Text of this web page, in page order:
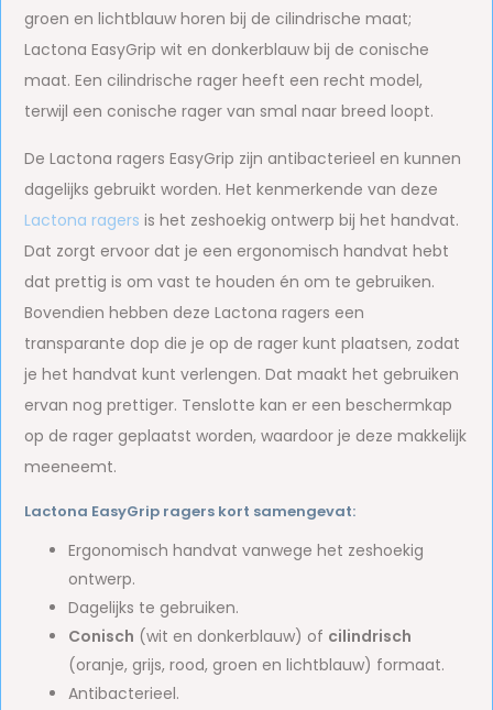
groen en lichtblauw horen bij de cilindrische maat;
Lactona EasyGrip wit en donkerblauw bij de conische
maat. Een cilindrische rager heeft een recht model,
terwijl een conische rager van smal naar breed loopt.
De Lactona ragers EasyGrip zijn antibacterieel en kunnen
dagelijks gebruikt worden. Het kenmerkende van deze
Lactona ragers is het zeshoekig ontwerp bij het handvat.
Dat zorgt ervoor dat je een ergonomisch handvat hebt
dat prettig is om vast te houden én om te gebruiken.
Bovendien hebben deze Lactona ragers een
transparante dop die je op de rager kunt plaatsen, zodat
je het handvat kunt verlengen. Dat maakt het gebruiken
ervan nog prettiger. Tenslotte kan er een beschermkap
op de rager geplaatst worden, waardoor je deze makkelijk
meeneemt.
Lactona EasyGrip ragers kort samengevat:
Ergonomisch handvat vanwege het zeshoekig
ontwerp.
Dagelijks te gebruiken.
Conisch (wit en donkerblauw) of cilindrisch
(oranje, grijs, rood, groen en lichtblauw) formaat.
Antibacterieel.